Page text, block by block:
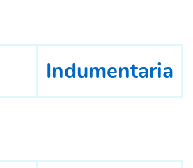
Indumentaria